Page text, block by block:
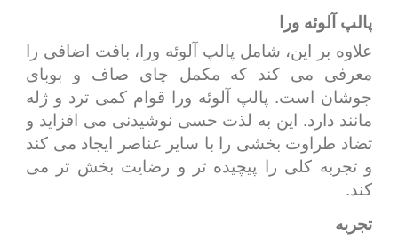
پالپ آلوئه ورا
علاوه بر این، شامل پالپ آلوئه ورا، بافت اضافی را
معرفی می کند که مکمل چای صاف و بوبای
جوشان است. پالپ آلوئه ورا قوام کمی ترد و ژله
مانند دارد. این به لذت حسی نوشیدنی می افزاید و
تضاد طراوت بخشی را با سایر عناصر ایجاد می کند
و تجربه کلی را پیچیده تر و رضایت بخش تر می
کند.
تجربه